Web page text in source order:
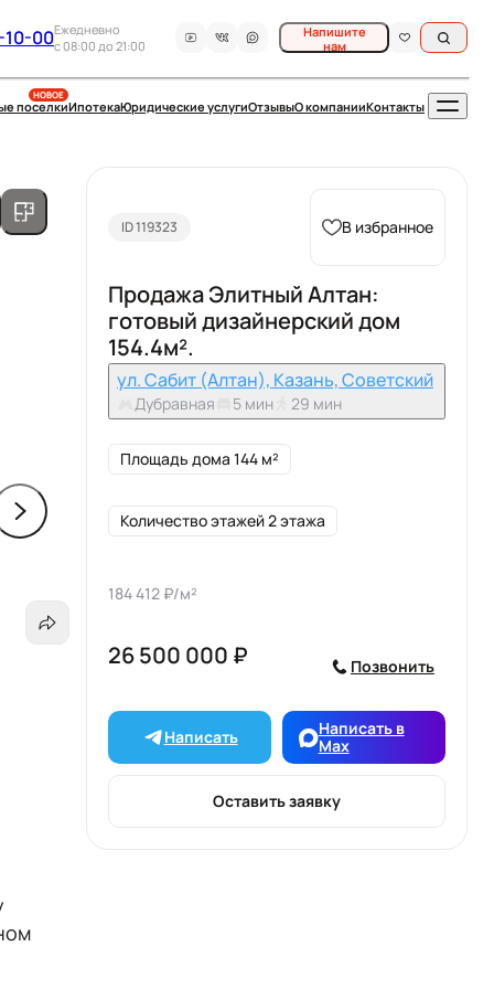
10-00Ежедневно
c 08:00 до 21:00
Напишите
нам
НОВОЕ
поселкиИпотекаЮридические услугиОтзывыО компанииКонтакты
ID 119323 В избранное
Продажа Элитный Алтан:
готовый дизайнерский дом
154.4м².
ул. Сабит (Алтан), Казань, Советский
Дубравная 5 мин 29 мин
Площадь дома 144 м²
Количество этажей 2 этажа
184 412 ₽/м²
26 500 000 ₽
Написать
Написать в
Max
Оставить заявку
Позвонить